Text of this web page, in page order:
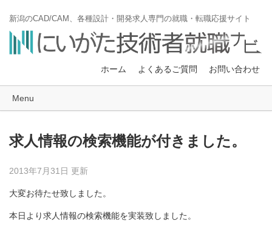
新潟のCAD/CAM、各種設計・開発求人専門の就職・転職応援サイト
ホーム よくあるご質問 お問い合わせ
Menu
求人情報の検索機能が付きました。
2013年7月31日 更新
大変お待たせ致しました。
本日より求人情報の検索機能を実装致しました。